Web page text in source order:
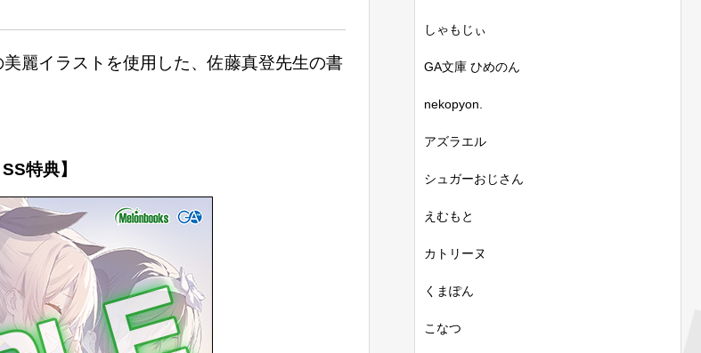
麗イラストを使用した、佐藤真登先生の書
特典】
しゃもじぃ
GA文庫 ひめのん
nekopyon.
アズラエル
シュガーおじさん
えむもと
カトリーヌ
くまぽん
こなつ